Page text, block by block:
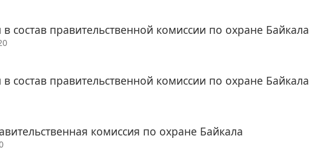
состав правительственной комиссии по охране Байкала
состав правительственной комиссии по охране Байкала
комиссия по охране Байкала